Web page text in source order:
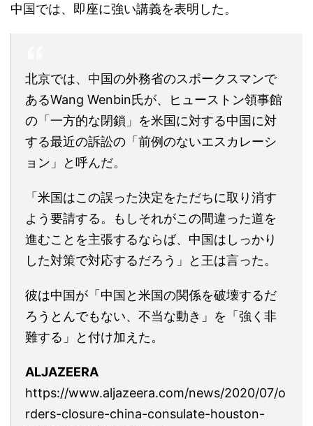
中国では、即座に強い講義を表明した。
北京では、中国の外務省のスポークスマンで
あるWang Wenbin氏が、ヒューストン領事館
の「一方的な閉鎖」を米国に対する中国に対
する最近の訴訟の「前例のないエスカレーシ
ョン」と呼んだ。
「米国はこの誤った決定をただちに取り消す
よう要請する。もしそれがこの間違った道を
進むことを主張するならば、中国はしっかり
した対策で対応するだろう」と王は言った。
彼は中国が「中国と米国の関係を破壊するだ
ろうとんでもない、不当な動き」を「強く非
難する」と付け加えた。
ALJAZEERA
https://www.aljazeera.com/news/2020/07/o
rders-closure-china-consulate-houston-